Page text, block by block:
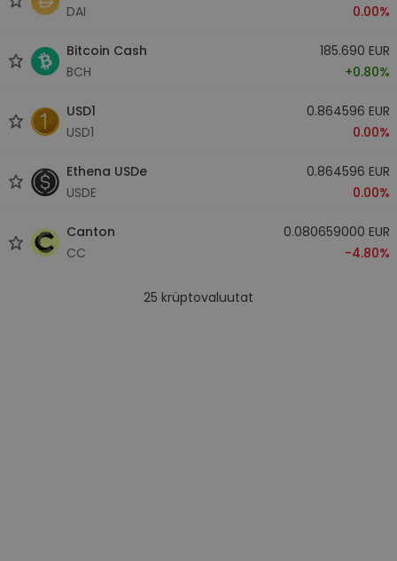
DAI
0.00%
Bitcoin Cash
BCH
185.690 EUR
+0.80%
USD1
USD1
0.864596 EUR
0.00%
Ethena USDe
USDE
0.864596 EUR
0.00%
Canton
CC
0.080659000 EUR
-4.80%
25 krüptovaluutat